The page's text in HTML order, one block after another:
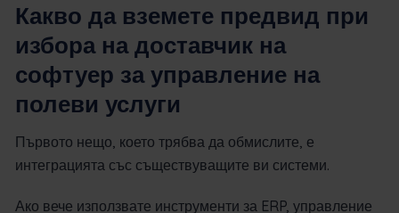
Какво да вземете предвид при
избора на доставчик на
софтуер за управление на
полеви услуги
Първото нещо, което трябва да обмислите, е
интеграцията със съществуващите ви системи.
Ако вече използвате инструменти за ERP, управление